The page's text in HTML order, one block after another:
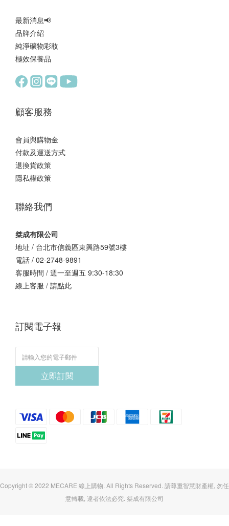
最新消息📢
品牌介紹
純淨礦物彩妝
極效保養品
顧客服務
會員與購物金
付款及運送方式
退換貨政策
隱私權政策
聯絡我們
桀成有限公司
地址 / 台北市信義區東興路59號3樓
電話 / 02-2748-9891
客服時間 / 週一至週五 9:30-18:30
線上客服 / 請點此
訂閱電子報
立即訂閱
Copyright © 2022 MECARE 線上購物. All Rights Reserved. 請尊重智慧財產權, 勿任
意轉載, 違者依法必究. 桀成有限公司